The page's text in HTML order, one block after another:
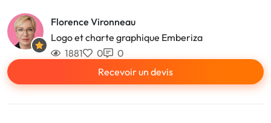
Florence Vironneau
Logo et charte graphique Emberiza
1881
0
0
Recevoir un devis